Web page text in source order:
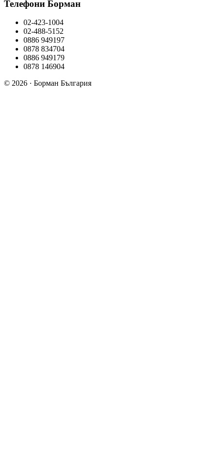
Телефони Борман
02-423-1004
02-488-5152
0886 949197
0878 834704
0886 949179
0878 146904
© 2026 · Борман България